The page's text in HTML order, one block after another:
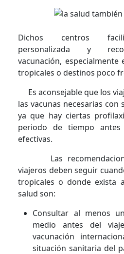
Dichos centros
personalizada y
vacunación, especialmente
tropicales o destinos poco
Es aconsejable que los
las vacunas necesarias con
ya que hay ciertas
periodo de tiempo
efectivas.
Las
viajeros deben seguir
tropicales o donde exista
salud son:
Consultar al menos
medio antes del
vacunación
situación sanitaria del